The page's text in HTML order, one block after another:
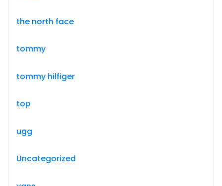
the north face
tommy
tommy hilfiger
top
ugg
Uncategorized